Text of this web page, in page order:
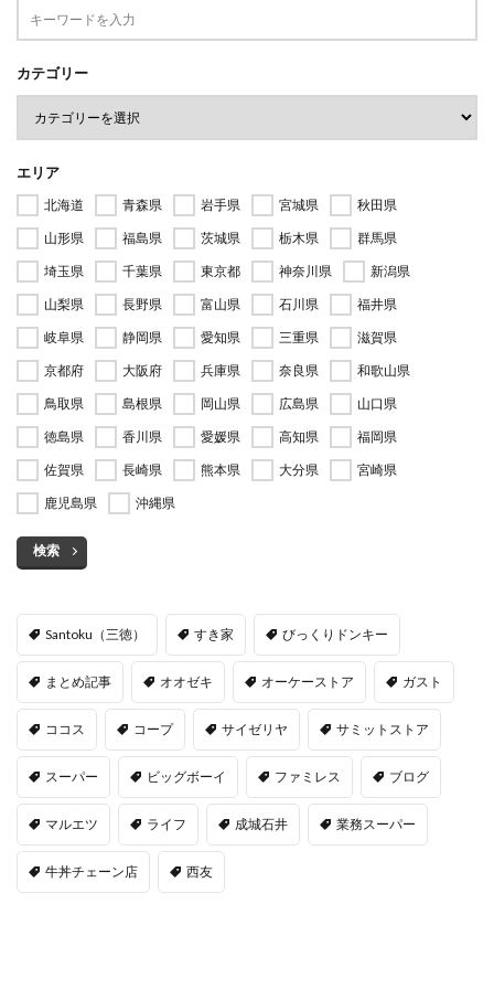
カテゴリー
エリア
北海道 青森県 岩手県 宮城県
秋田県
山形県
福島県 茨城県 栃木県
群馬県
埼玉県
千葉県 東京都 神奈川県
新潟県
山梨県
長野県 富山県 石川県
福井県
岐阜県
静岡県 愛知県 三重県
滋賀県
京都府
大阪府 兵庫県 奈良県
和歌山県
鳥取県
島根県 岡山県 広島県
山口県
徳島県
香川県 愛媛県 高知県
福岡県
佐賀県
長崎県 熊本県 大分県
宮崎県
鹿児島県
沖縄県
検索
Santoku（三徳） すき家 びっくりドンキー
まとめ記事 オオゼキ オーケーストア ガスト
ココス コープ サイゼリヤ サミットストア
スーパー ビッグボーイ ファミレス ブログ
マルエツ ライフ 成城石井 業務スーパー
牛丼チェーン店 西友